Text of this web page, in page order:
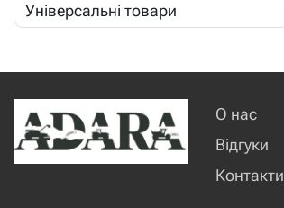
Універсальні товари
О нас
Відгуки
Контакти